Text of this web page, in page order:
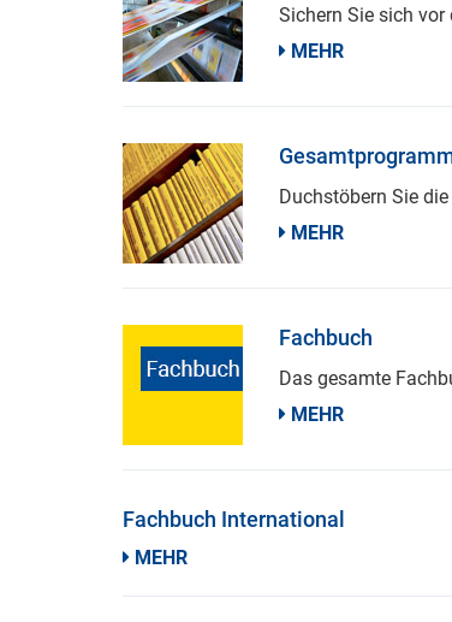
Sichern Sie sich
MEHR
Duchstöbern Sie
MEHR
Fachbuch
Das gesamte
MEHR
Fachbuch International
MEHR